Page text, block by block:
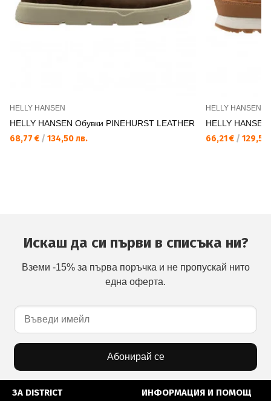
HELLY HANSEN
HELLY HANSEN Обувки PINEHURST LEATHER
68,77 € / 134,50 лв.
HELLY HANSEN
HELLY
66,21 € / 129,50
Искаш да си първи в списъка ни?
Вземи -15% за първа поръчка и не пропускай нито
една оферта.
Абонирай се
ЗА DISTRICT ИНФОРМАЦИЯ И ПОМОЩ